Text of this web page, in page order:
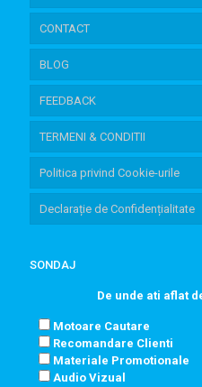
CONTACT
BLOG
FEEDBACK
TERMENI & CONDITII
Politica privind Cookie-urile
Declarație de Confidențialitate
SONDAJ
De unde ati aflat
Motoare Cautare
Recomandare Clienti
Materiale Promotionale
Audio Vizual